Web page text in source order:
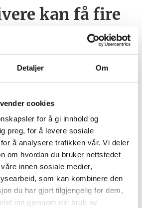
Detaljer Om
cookies
for å gi innhold og
preg, for å levere sosiale
å analysere trafikken vår. Vi deler
om hvordan du bruker nettstedet
innen sosiale medier,
som kan kombinere den
du har gjort tilgjengelig for dem,
inn gjennom din bruk av
kan få fire
for unge
– Vi
organisert